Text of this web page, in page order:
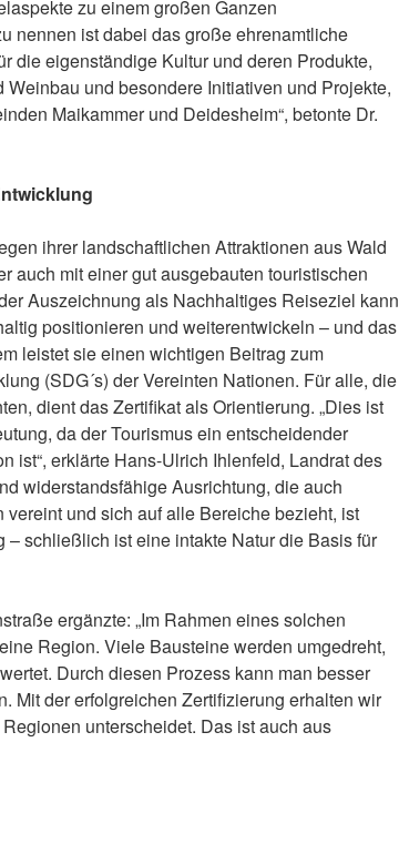
zu einem großen Ganzen
nennen ist dabei das große ehrenamtliche
die eigenständige Kultur und deren Produkte,
und besondere Initiativen und Projekte,
Maikammer und Deidesheim“, betonte Dr.
ihrer landschaftlichen Attraktionen aus Wald
auch mit einer gut ausgebauten touristischen
Auszeichnung als Nachhaltiges Reiseziel kann
positionieren und weiterentwickeln – und das
leistet sie einen wichtigen Beitrag zum
(SDG´s) der Vereinten Nationen. Für alle, die
dient das Zertifikat als Orientierung. „Dies ist
da der Tourismus ein entscheidender
ist“, erklärte Hans-Ulrich Ihlenfeld, Landrat des
widerstandsfähige Ausrichtung, die auch
und sich auf alle Bereiche bezieht, ist
schließlich ist eine intakte Natur die Basis für
ergänzte: „Im Rahmen eines solchen
Region. Viele Bausteine werden umgedreht,
Durch diesen Prozess kann man besser
Mit der erfolgreichen Zertifizierung erhalten wir
unterscheidet. Das ist auch aus